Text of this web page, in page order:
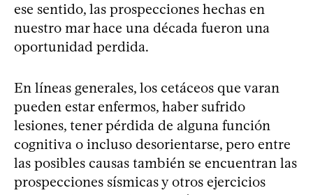
ese sentido, las prospecciones hechas en
nuestro mar hace una década fueron una
oportunidad perdida.
En líneas generales, los cetáceos que varan
pueden estar enfermos, haber sufrido
lesiones, tener pérdida de alguna función
cognitiva o incluso desorientarse, pero entre
las posibles causas también se encuentran las
prospecciones sísmicas y otros ejercicios